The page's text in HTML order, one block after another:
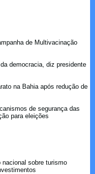
de Multivacinação
democracia, diz presidente
na Bahia após redução de
de segurança das
para eleições
nacional sobre turismo